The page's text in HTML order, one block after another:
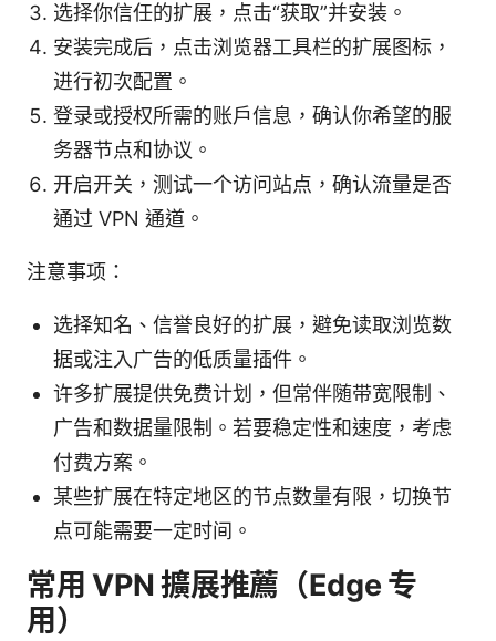
选择你信任的扩展，点击“获取”并安装。
安装完成后，点击浏览器工具栏的扩展图标，
进行初次配置。
登录或授权所需的账户信息，确认你希望的服
务器节点和协议。
开启开关，测试一个访问站点，确认流量是否
通过 VPN 通道。
注意事项：
选择知名、信誉良好的扩展，避免读取浏览数
据或注入广告的低质量插件。
许多扩展提供免费计划，但常伴随带宽限制、
广告和数据量限制。若要稳定性和速度，考虑
付费方案。
某些扩展在特定地区的节点数量有限，切换节
点可能需要一定时间。
常用 VPN 擴展推薦（Edge 专
用）